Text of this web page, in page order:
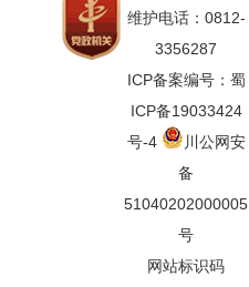
维护电话：0812-
3356287
ICP备案编号：蜀
ICP备19033424
号-4
川公网安
备
51040202000005
号
网站标识码